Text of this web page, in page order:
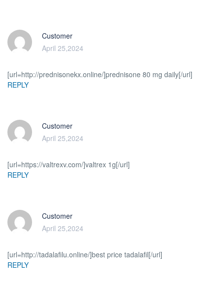
Customer
April 25,2024
[url=http://prednisonekx.online/]prednisone 80 mg daily[/url]
REPLY
Customer
April 25,2024
[url=https://valtrexv.com/]valtrex 1g[/url]
REPLY
Customer
April 25,2024
[url=http://tadalafilu.online/]best price tadalafil[/url]
REPLY